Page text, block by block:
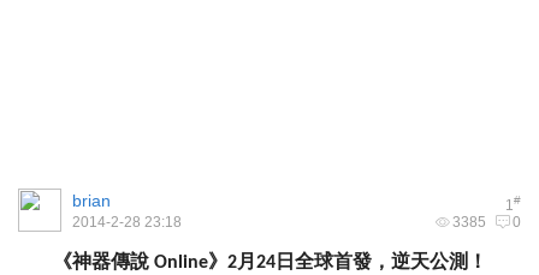
1#
brian
3385 0
2014-2-28 23:18
《神器傳說 Online》2月24日全球首發，逆天公測！